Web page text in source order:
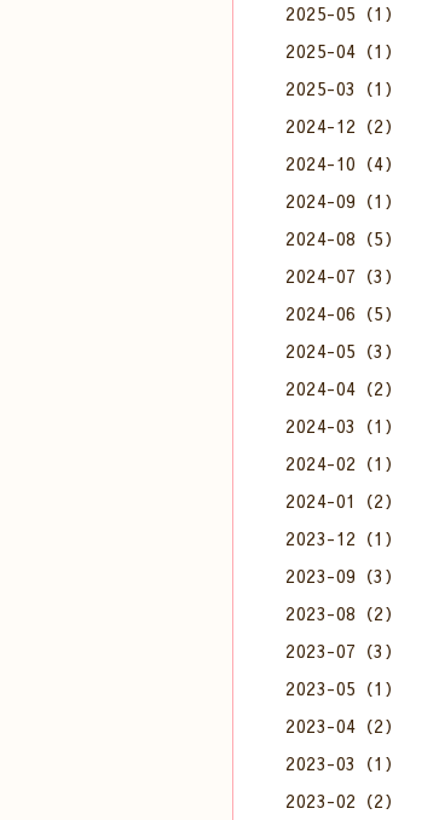
2025-05（1）
2025-04（1）
2025-03（1）
2024-12（2）
2024-10（4）
2024-09（1）
2024-08（5）
2024-07（3）
2024-06（5）
2024-05（3）
2024-04（2）
2024-03（1）
2024-02（1）
2024-01（2）
2023-12（1）
2023-09（3）
2023-08（2）
2023-07（3）
2023-05（1）
2023-04（2）
2023-03（1）
2023-02（2）